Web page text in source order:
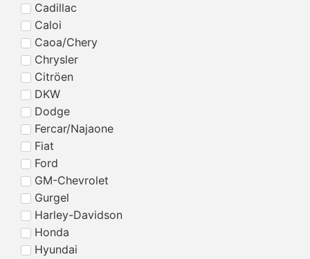
Cadillac
Caloi
Caoa/Chery
Chrysler
Citröen
DKW
Dodge
Fercar/Najaone
Fiat
Ford
GM-Chevrolet
Gurgel
Harley-Davidson
Honda
Hyundai